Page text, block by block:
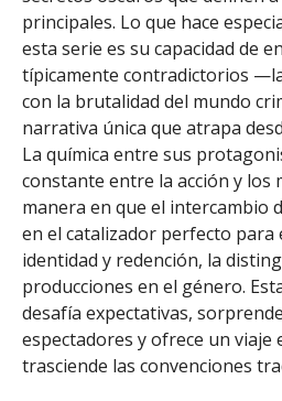
principales. Lo que hace
esta serie es su capacidad de
típicamente contradictorios
con la brutalidad del mundo
narrativa única que atrapa
La química entre sus
constante entre la acción y los
manera en que el intercambio
en el catalizador perfecto para
identidad y redención, la
producciones en el género.
desafía expectativas,
espectadores y ofrece un viaje
trasciende las convenciones